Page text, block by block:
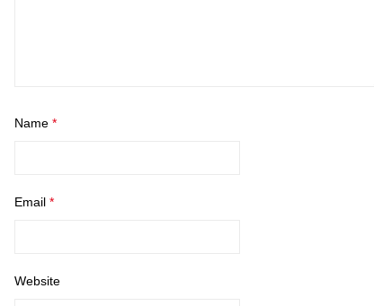
Name *
Email *
Website